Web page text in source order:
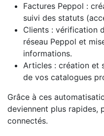
Factures Peppol :
suivi des statuts
Clients : vérification
réseau Peppol et
informations.
Articles : création et
de vos catalogues
Grâce à ces
deviennent plus rapides,
connectés.